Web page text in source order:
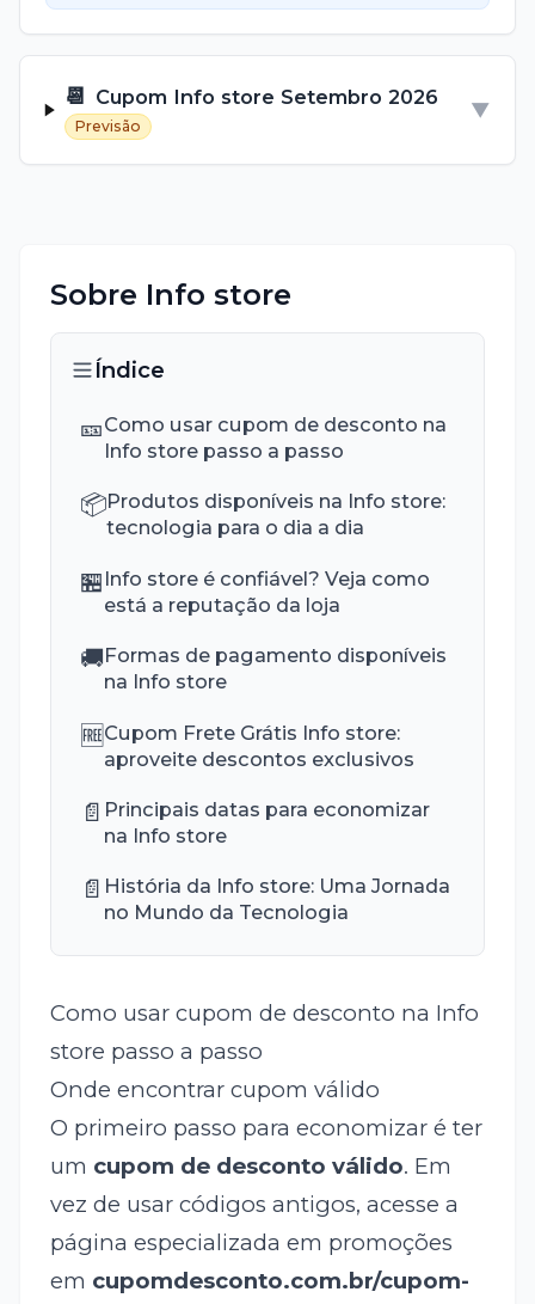
📆 Cupom Info store Setembro 2026
Previsão
▼
Sobre Info store
Índice
🎫Como usar cupom de desconto na
Info store passo a passo
📦Produtos disponíveis na Info store:
tecnologia para o dia a dia
🏪 Info store é confiável? Veja como
está a reputação da loja
🚚Formas de pagamento disponíveis
na Info store
🆓Cupom Frete Grátis Info store:
aproveite descontos exclusivos
📄 Principais datas para economizar
na Info store
📄 História da Info store: Uma Jornada
no Mundo da Tecnologia
Como usar cupom de desconto na Info
store passo a passo
Onde encontrar cupom válido
O primeiro passo para economizar é ter
um cupom de desconto válido. Em
vez de usar códigos antigos, acesse a
página especializada em promoções
em cupomdesconto.com.br/cupom-